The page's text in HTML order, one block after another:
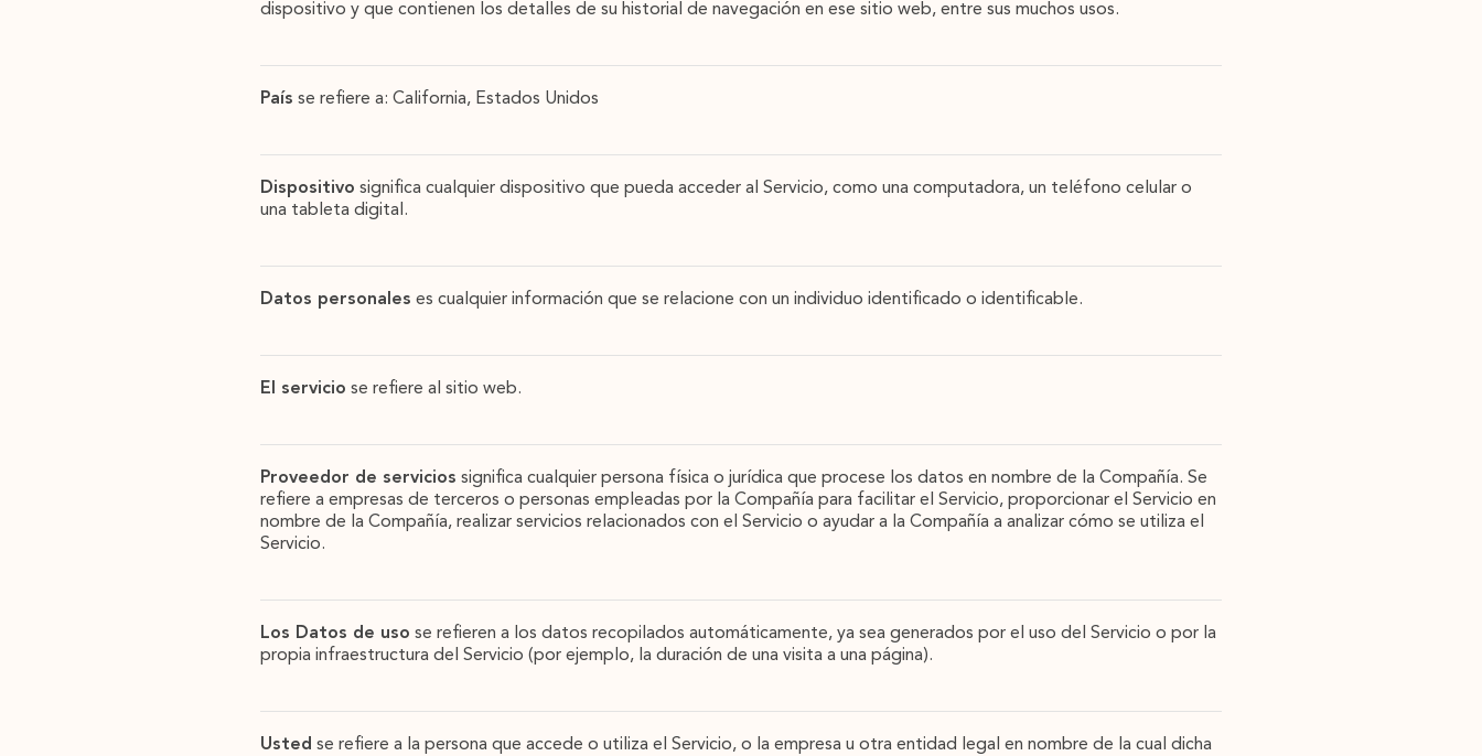
dispositivo y que contienen los detalles de su historial de navegación en ese sitio web, entre sus muchos usos.
País se refiere a: California, Estados Unidos
Dispositivo significa cualquier dispositivo que pueda acceder al Servicio, como una computadora, un teléfono celular o
una tableta digital.
Datos personales es cualquier información que se relacione con un individuo identificado o identificable.
El servicio se refiere al sitio web.
Proveedor de servicios significa cualquier persona física o jurídica que procese los datos en nombre de la Compañía. Se
refiere a empresas de terceros o personas empleadas por la Compañía para facilitar el Servicio, proporcionar el Servicio en
nombre de la Compañía, realizar servicios relacionados con el Servicio o ayudar a la Compañía a analizar cómo se utiliza el
Servicio.
Los Datos de uso se refieren a los datos recopilados automáticamente, ya sea generados por el uso del Servicio o por la
propia infraestructura del Servicio (por ejemplo, la duración de una visita a una página).
Usted se refiere a la persona que accede o utiliza el Servicio, o la empresa u otra entidad legal en nombre de la cual dicha